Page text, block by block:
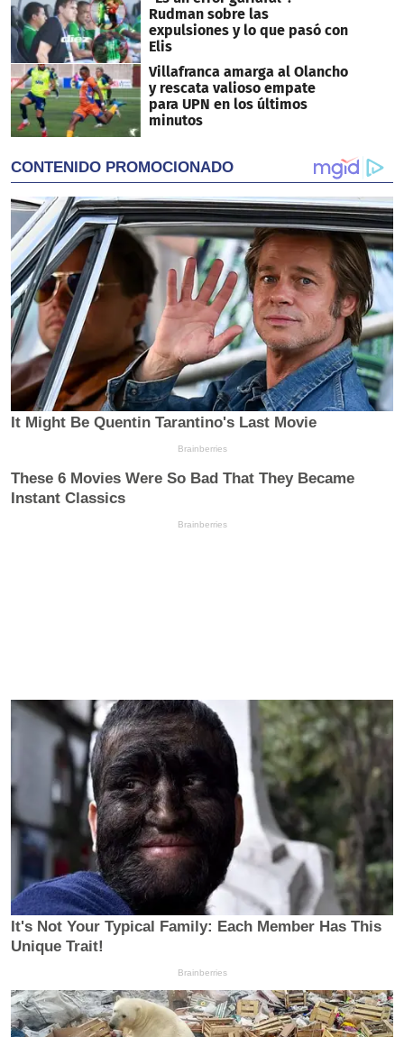
Rudman sobre las
expulsiones y lo que pasó con
Elis
Villafranca amarga al Olancho
y rescata valioso empate
para UPN en los últimos
minutos